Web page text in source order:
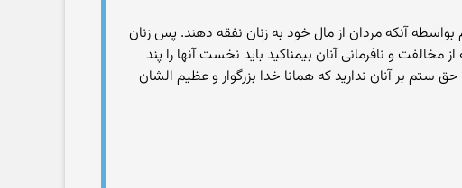
آنکه مردان از مال خود به زنان نفقه دهند. پس زنان
و نافرمانی آنان بیمناکید باید نخست آنها را پند
ستم بر آنان ندارید که همانا خدا بزرگوار و عظیم الشان